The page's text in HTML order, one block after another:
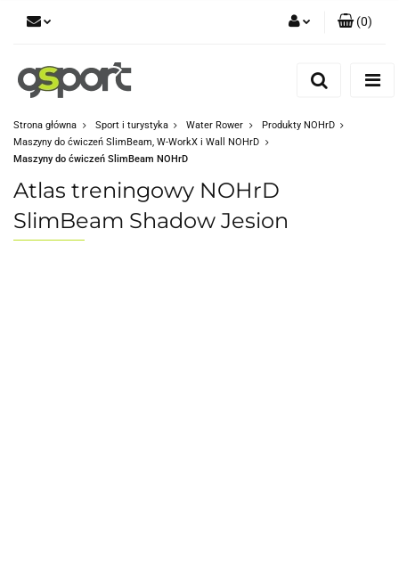
Dodaj zgłoszenie
Zgody cookies
(0)
Strona główna Sport i turystyka Water Rower
Produkty NOHrD
Maszyny do ćwiczeń SlimBeam, W-WorkX i Wall NOHrD
Maszyny do ćwiczeń SlimBeam NOHrD
Atlas treningowy NOHrD
SlimBeam Shadow Jesion